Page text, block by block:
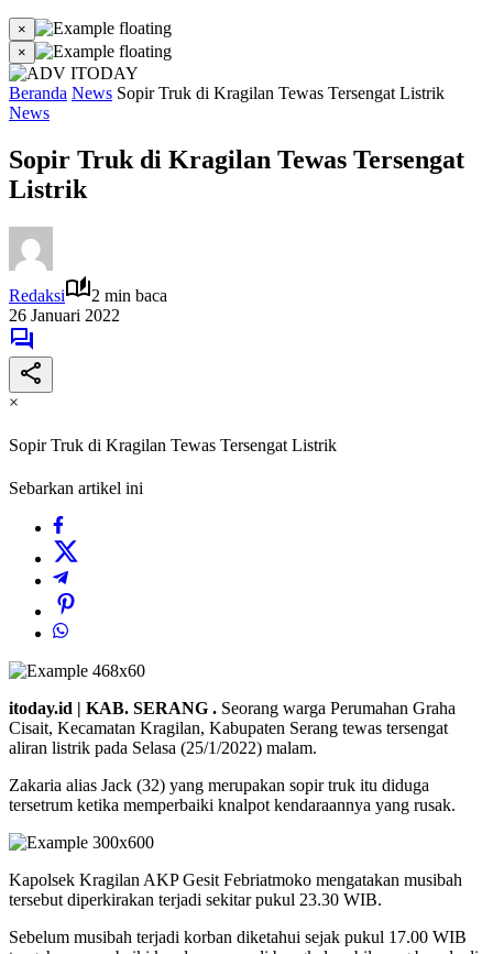
×
×
Beranda News Sopir Truk di Kragilan Tewas Tersengat Listrik
News
Sopir Truk di Kragilan Tewas Tersengat
Listrik
Redaksi
2 min baca
26 Januari 2022
×
Sopir Truk di Kragilan Tewas Tersengat Listrik
Sebarkan artikel ini
itoday.id | KAB. SERANG . Seorang warga Perumahan Graha
Cisait, Kecamatan Kragilan, Kabupaten Serang tewas tersengat
aliran listrik pada Selasa (25/1/2022) malam.
Zakaria alias Jack (32) yang merupakan sopir truk itu diduga
tersetrum ketika memperbaiki knalpot kendaraannya yang rusak.
Kapolsek Kragilan AKP Gesit Febriatmoko mengatakan musibah
tersebut diperkirakan terjadi sekitar pukul 23.30 WIB.
Sebelum musibah terjadi korban diketahui sejak pukul 17.00 WIB